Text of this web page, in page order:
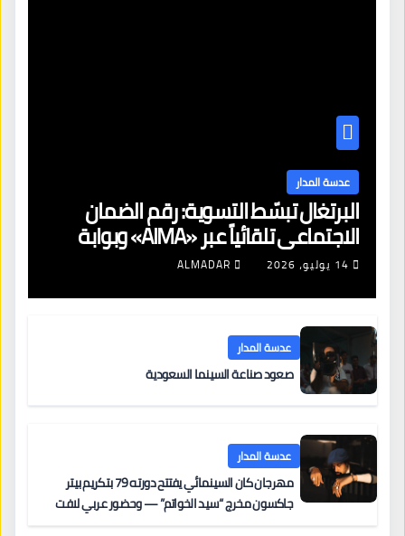
عدسة المدار
البرتغال تبسّط التسوية: رقم الضمان
الاجتماعي تلقائياً عبر «AIMA» وبوابة
جديدة لتجديد الإقامات
14 يوليو، 2026 ALMADAR
عدسة المدار
صعود صناعة السينما السعودية
عدسة المدار
مهرجان كان السينمائي يفتتح دورته 79 بتكريم بيتر
جاكسون مخرج “سيد الخواتم” — وحضور عربي لافت